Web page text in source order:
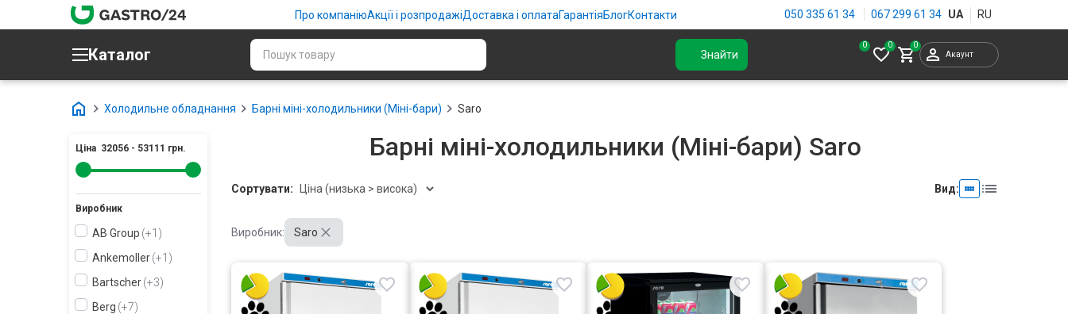
Про компаніюАкції і розпродажіДоставка і оплатаГарантіяБлогКонтакти 050 335 61 34 067 299 61 34
Каталог Знайти
0
Акаунт
Холодильне обладнання Барні міні-холодильники (Міні-бари) Saro
Ціна 32056 - 53111 грн.
Виробник
AB Group +1
Ankemoller +1
Bartscher +3
Berg +7
Барні міні-холодильники (Міні-бари) Saro
Сортувати: Вид:
Виробник: Saro